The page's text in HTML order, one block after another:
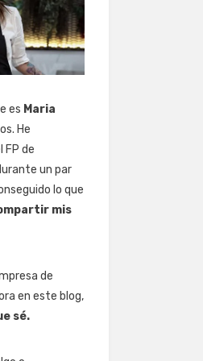
es Maria
He
FP de
un par
lo que
mis
de
en este blog,
sé.